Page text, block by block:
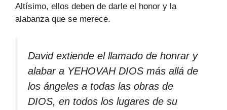
Altísimo, ellos deben de darle el honor y la
alabanza que se merece.
David extiende el llamado de honrar y
alabar a YEHOVAH DIOS más allá de
los ángeles a todas las obras de
DIOS, en todos los lugares de su